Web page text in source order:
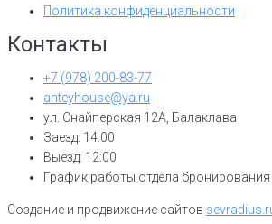
Политика конфиденциальности
Контакты
+7 (978) 200-83-77
anteyhouse@ya.ru
ул. Снайперская 12А, Балаклава
Заезд: 14:00
Выезд: 12:00
График работы отдела
Создание и продвижение сайтов